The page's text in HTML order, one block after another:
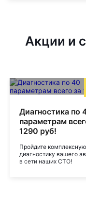
Акции и
Диагностика по
параметрам
1290 руб!
Пройдите комплексную
диагностику вашего
в сети наших СТО!